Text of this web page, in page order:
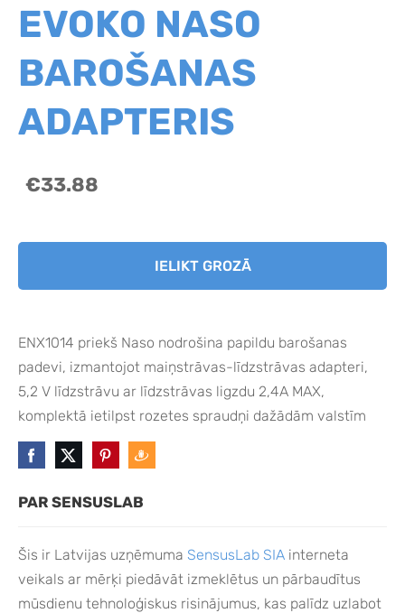
PAR SENSUSLAB
Šis ir Latvijas uzņēmuma SensusLab SIA interneta
veikals ar mērķi piedāvāt izmeklētus un pārbaudītus
mūsdienu tehnoloģiskus risinājumus, kas palīdz uzlabot
EVOKO NASO
BAROŠANAS
ADAPTERIS
€33.88
IELIKT GROZĀ
ENX1014 priekš Naso nodrošina papildu barošanas
padevi, izmantojot maiņstrāvas-līdzstrāvas adapteri,
5,2 V līdzstrāvu ar līdzstrāvas ligzdu 2,4A MAX,
komplektā ietilpst rozetes spraudņi dažādām valstīm